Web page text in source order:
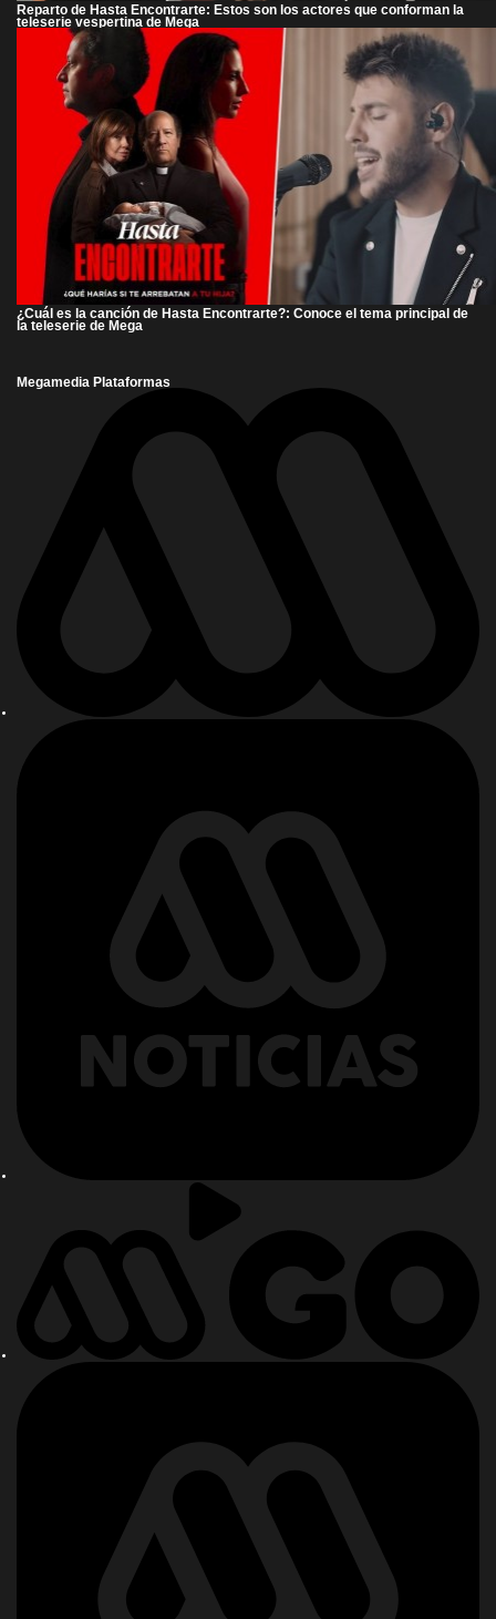
Reparto de Hasta Encontrarte: Estos son los actores que conforman la
teleserie vespertina de Mega
¿Cuál es la canción de Hasta Encontrarte?: Conoce el tema principal de
la teleserie de Mega
Megamedia Plataformas